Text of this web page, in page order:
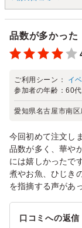
品数が多かった
ご利用シーン： イ
参加者の年齢：60
愛知県名古屋市南
今回初めて注文し
品数が多く、華や
には嬉しかったで
煮やお魚、ひじき
を指摘する声があ
口コミへの返信